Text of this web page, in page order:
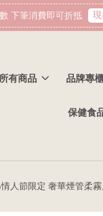
筆消費即可折抵 現
有商品 品牌專
保健食
情人節限定 奢華煙管柔